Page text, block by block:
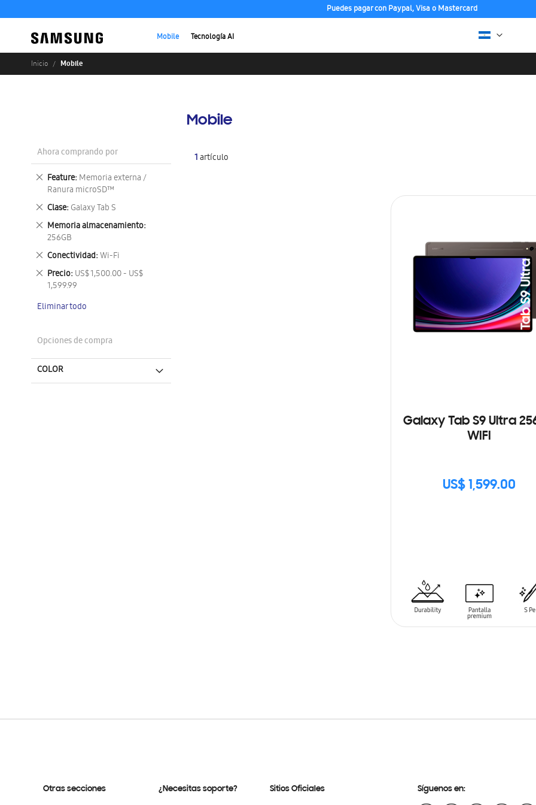
Puedes pagar con Paypal, Visa o Mastercard
Mobile Tecnología AI
Inicio Mobile
Mobile
1artículo
Galaxy Tab S9 Ultra
WIFI
US$ 1,599.00
SIN
Ahora comprando por
Feature Memoria externa /
Ranura microSD™
Eliminar
este
artículo
Clase Galaxy Tab S
Eliminar
este
artículo
Memoria almacenamiento
256GB
Eliminar
este
artículo
Conectividad Wi-Fi
Eliminar
este
artículo
Precio US$ 1,500.00 - US$
1,599.99
Eliminar
este
Eliminar todo
Opciones de compra
COLOR
Otras secciones ¿Necesitas soporte? Sitios Oficiales Síguenos en: